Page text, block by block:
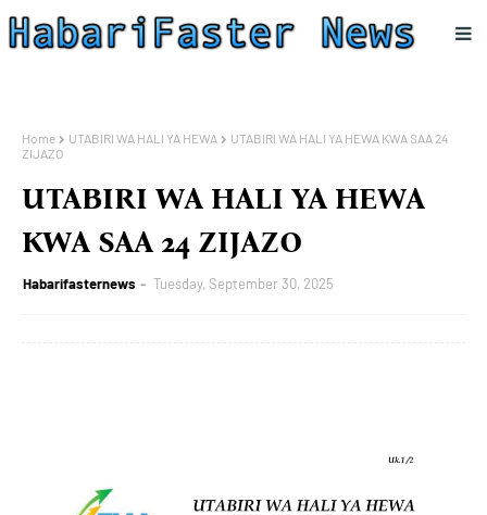
Home UTABIRI WA HALI YA HEWA
UTABIRI WA HALI YA HEWA KWA SAA 24
ZIJAZO
UTABIRI WA HALI YA HEWA
KWA SAA 24 ZIJAZO
Habarifasternews Tuesday, September 30, 2025